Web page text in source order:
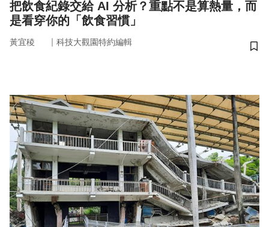
把飲食紀錄交給 AI 分析？重點不是算熱量，而
是看穿你的「飲食習慣」
黃宜稜 ｜ 科技大觀園特約編輯
儲